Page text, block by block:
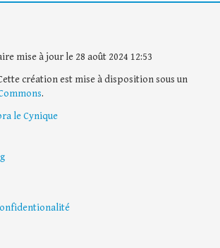
mise à jour le 28 août 2024 12:53
création est mise à disposition sous un
.
le Cynique